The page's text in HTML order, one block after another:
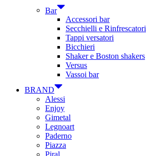
Bar
Accessori bar
Secchielli e Rinfrescatori
Tappi versatori
Bicchieri
Shaker e Boston shakers
Versus
Vassoi bar
BRAND
Alessi
Enjoy
Gimetal
Legnoart
Paderno
Piazza
Piral